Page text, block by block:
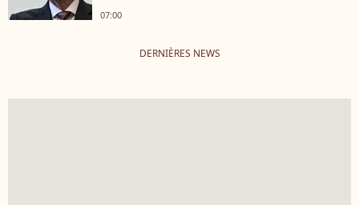
07:00
DERNIÈRES NEWS